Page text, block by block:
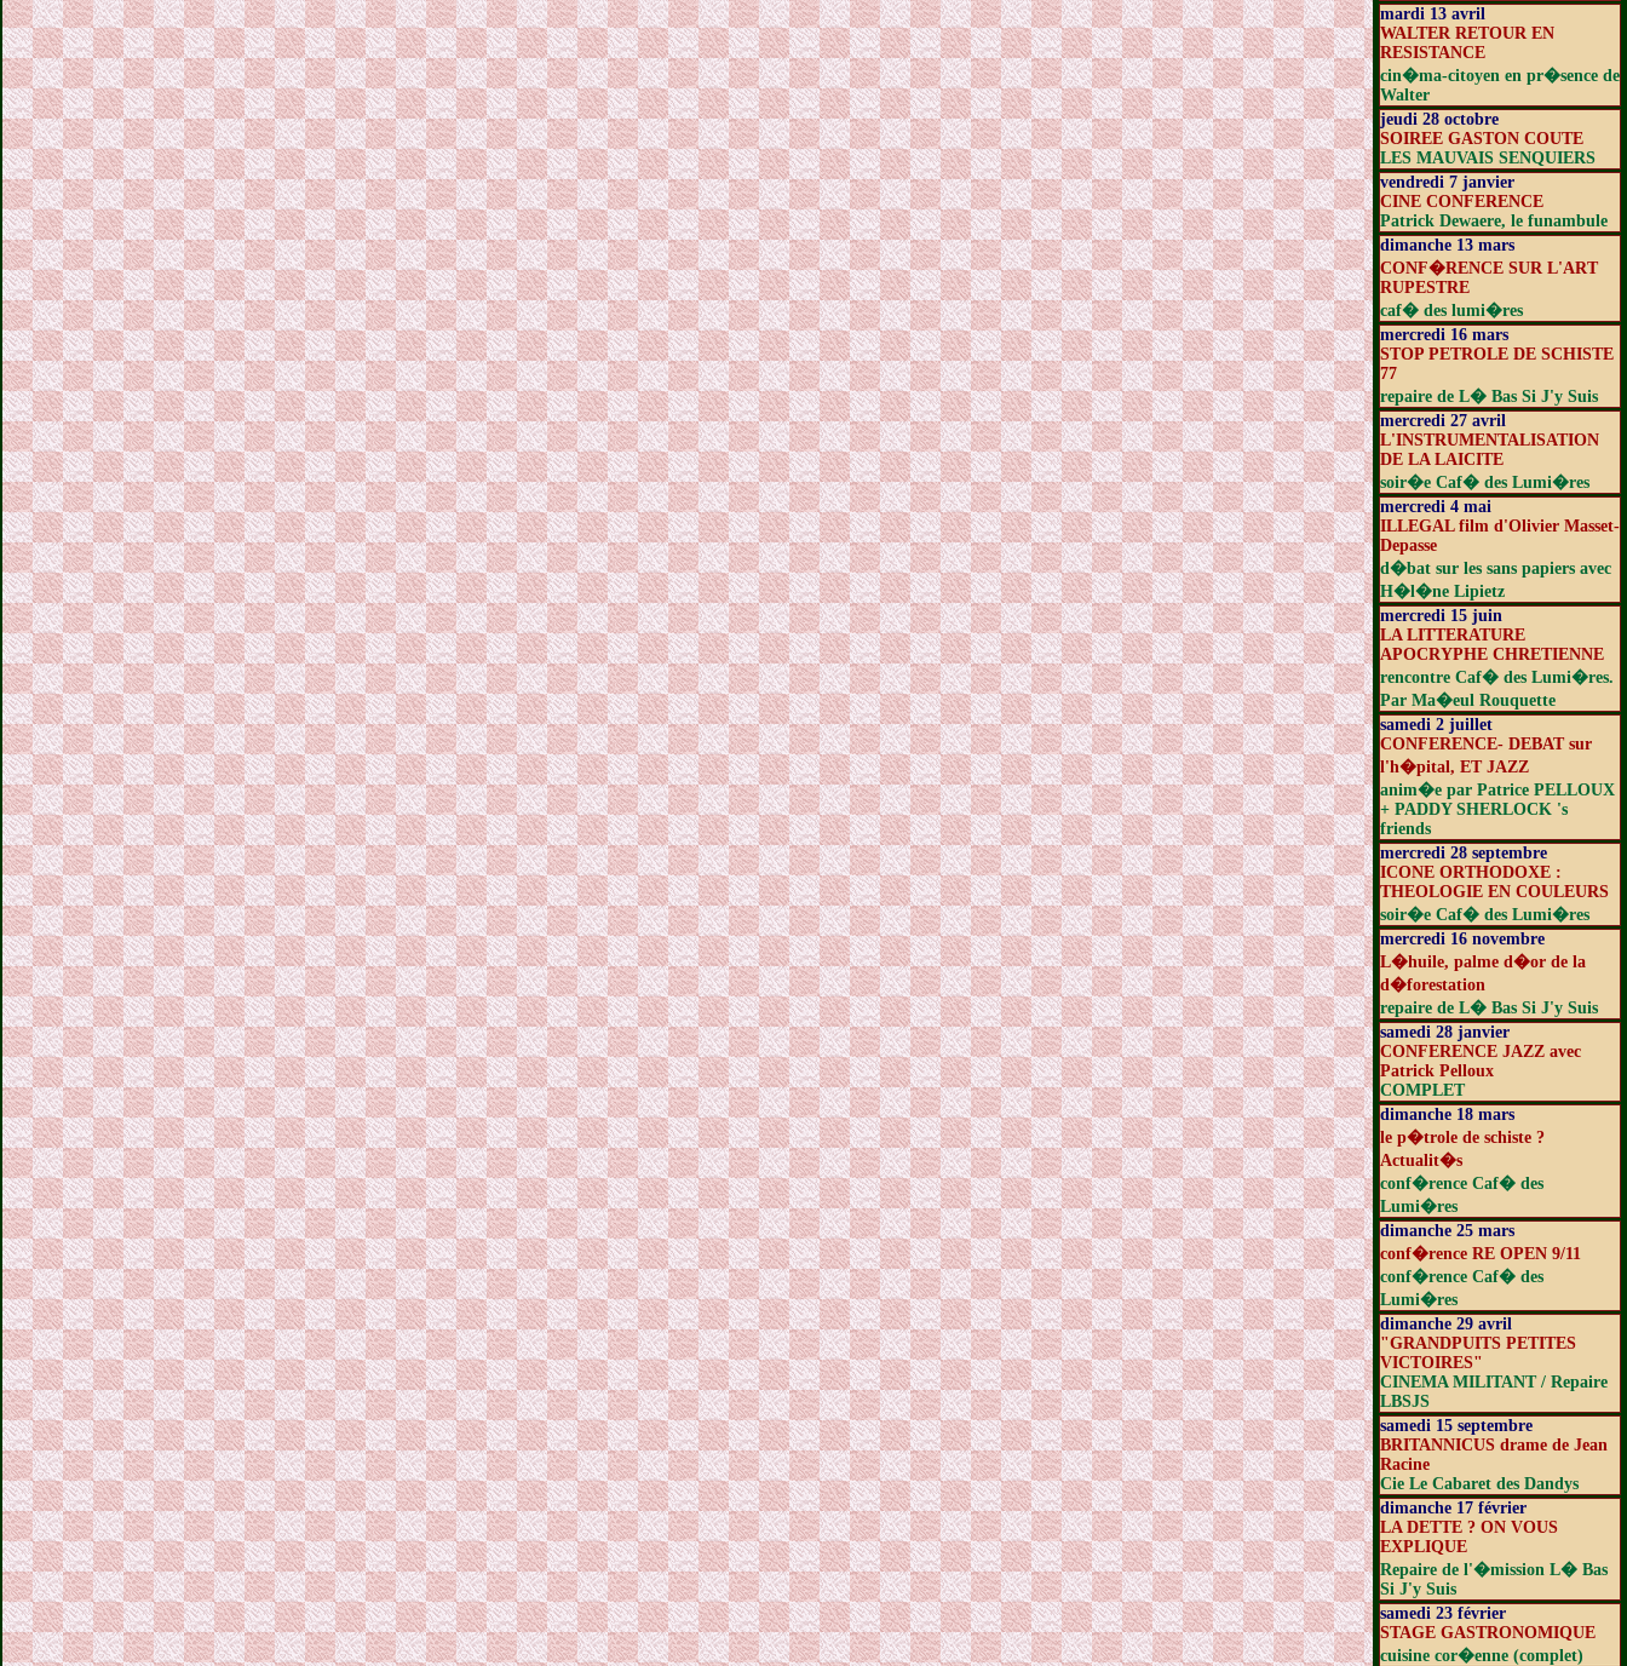
mardi 13 avril
WALTER RETOUR EN
RESISTANCE
cin�ma-citoyen en pr�sence de
Walter
jeudi 28 octobre
SOIREE GASTON COUTE
LES MAUVAIS SENQUIERS
vendredi 7 janvier
CINE CONFERENCE
Patrick Dewaere, le funambule
dimanche 13 mars
CONF�RENCE SUR L'ART
RUPESTRE
caf� des lumi�res
mercredi 16 mars
STOP PETROLE DE SCHISTE
77
repaire de L� Bas Si J'y Suis
mercredi 27 avril
L'INSTRUMENTALISATION
DE LA LAICITE
soir�e Caf� des Lumi�res
mercredi 4 mai
ILLEGAL film d'Olivier Masset-
Depasse
d�bat sur les sans papiers avec
H�l�ne Lipietz
mercredi 15 juin
LA LITTERATURE
APOCRYPHE CHRETIENNE
rencontre Caf� des Lumi�res.
Par Ma�eul Rouquette
samedi 2 juillet
CONFERENCE- DEBAT sur
l'h�pital, ET JAZZ
anim�e par Patrice PELLOUX
+ PADDY SHERLOCK 's
friends
mercredi 28 septembre
ICONE ORTHODOXE :
THEOLOGIE EN COULEURS
soir�e Caf� des Lumi�res
mercredi 16 novembre
L�huile, palme d�or de la
d�forestation
repaire de L� Bas Si J'y Suis
samedi 28 janvier
CONFERENCE JAZZ avec
Patrick Pelloux
COMPLET
dimanche 18 mars
le p�trole de schiste ?
Actualit�s
conf�rence Caf� des
Lumi�res
dimanche 25 mars
conf�rence RE OPEN 9/11
conf�rence Caf� des
Lumi�res
dimanche 29 avril
"GRANDPUITS PETITES
VICTOIRES"
CINEMA MILITANT / Repaire
LBSJS
samedi 15 septembre
BRITANNICUS drame de Jean
Racine
Cie Le Cabaret des Dandys
dimanche 17 février
LA DETTE ? ON VOUS
EXPLIQUE
Repaire de l'�mission L� Bas
Si J'y Suis
samedi 23 février
STAGE GASTRONOMIQUE
cuisine cor�enne (complet)